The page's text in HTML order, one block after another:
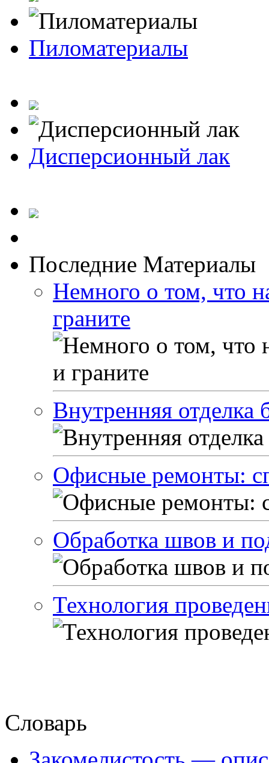
Пиломатериалы
Дисперсионный лак
Последние Материалы
Немного о том, что
граните
Внутренняя отделка
Офисные ремонты:
Обработка швов и
Технология
Словарь